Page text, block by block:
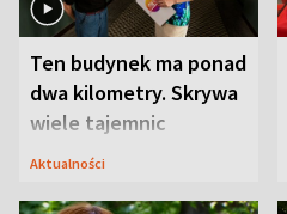
Ten budynek ma ponad
dwa kilometry. Skrywa
wiele tajemnic
Aktualności